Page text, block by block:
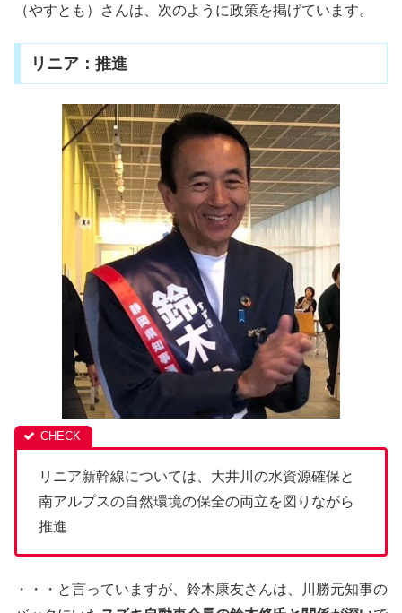
（やすとも）さんは、次のように政策を掲げています。
リニア：推進
リニア新幹線については、大井川の水資源確保と
南アルプスの自然環境の保全の両立を図りながら
推進
・・・と言っていますが、鈴木康友さんは、川勝元知事の